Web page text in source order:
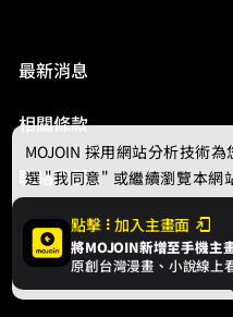
最新消息
相關條款
聯絡我們
© 2024 gamania
點擊 加入主畫面
將MOJOIN新增至手機主
原創台灣漫畫、小說線上
MOJOIN 採用網站分析技術
選 "我同意" 或繼續瀏覽本網
Cookie，欲瞭解更多資訊請見